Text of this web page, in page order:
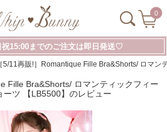
0
祝15:00までのご注文は即日発送♡
［5/11再販!］Romantique Fille Bra&Shorts/ ロマ
Fille Bra&Shorts/ ロマンティックフィー
ーツ 【LB5500】のレビュー